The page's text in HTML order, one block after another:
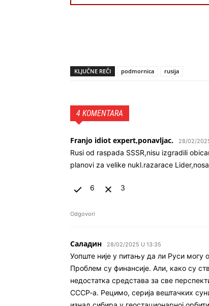
KLJUČNE REČI podmornica rusija
4 KOMENTARA
Franjo idiot expert,ponavljac. 28/02/
Rusi od raspada SSSR,nisu izgradili
planovi za velike nukl.razarace
6 3
Odgovori
Саладин 28/02/2025 U 13:35
Уопште није у питању да ли Руси могу
Проблем су финансије. Али, како су
недостатка средстава за све
СССР-а. Рецимо, серија вештачких